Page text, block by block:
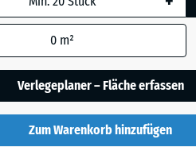
+ € 0,50
0 m²
Verlegeplaner – Fläche erfassen
Zum Warenkorb hinzufügen